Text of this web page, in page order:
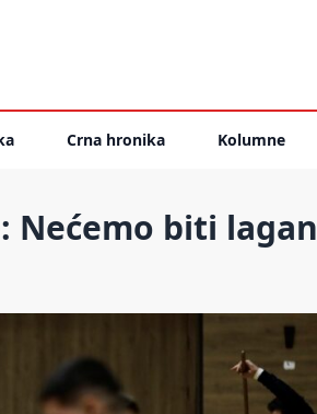
Crna hronika Kolumne
Nećemo biti lagan